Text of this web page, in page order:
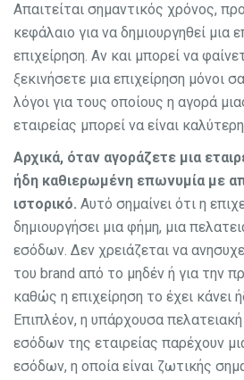
Απαιτείται σημαντικός χρόνος,
κεφάλαιο για να δημιουργηθεί μια
επιχείρηση. Αν και μπορεί να
ξεκινήσετε μια επιχείρηση μόνοι
λόγοι για τους οποίους η αγορά
εταιρείας μπορεί να είναι
Αρχικά, όταν αγοράζετε μια
ήδη καθιερωμένη επωνυμία με
ιστορικό. Αυτό σημαίνει ότι η
δημιουργήσει μια φήμη, μια
εσόδων. Δεν χρειάζεται να
του brand από το μηδέν ή για την
καθώς η επιχείρηση το έχει κάνει
Επιπλέον, η υπάρχουσα
εσόδων της εταιρείας παρέχουν
εσόδων, η οποία είναι ζωτικής